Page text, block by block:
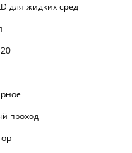
для жидких сред
проход